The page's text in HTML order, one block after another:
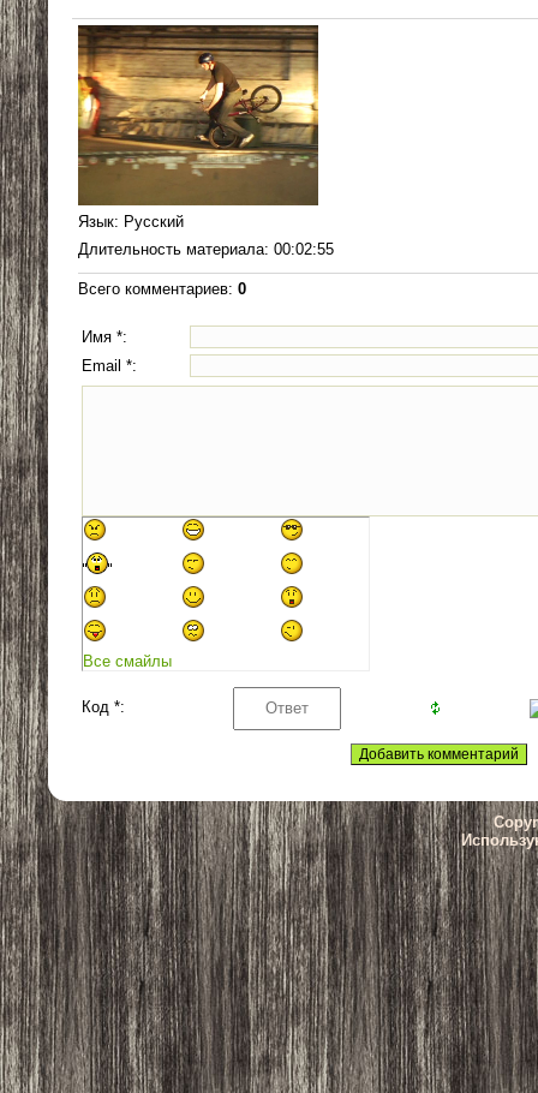
Язык: Русский
Длительность материала: 00:02:55
Всего комментариев: 0
Имя *:
Email *:
Все смайлы
Код *: